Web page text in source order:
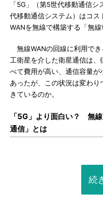
「5G」（第5世代移動通信
代移動通信システム）はコ
WANを無線で構築する「無線
無線WANの回線に利用でき
工衛星を介した衛星通信は
べて費用が高い、通信容量
あったが、この状況は変わ
きているのか。
「5G」より面白い？ 無
通信」とは
続